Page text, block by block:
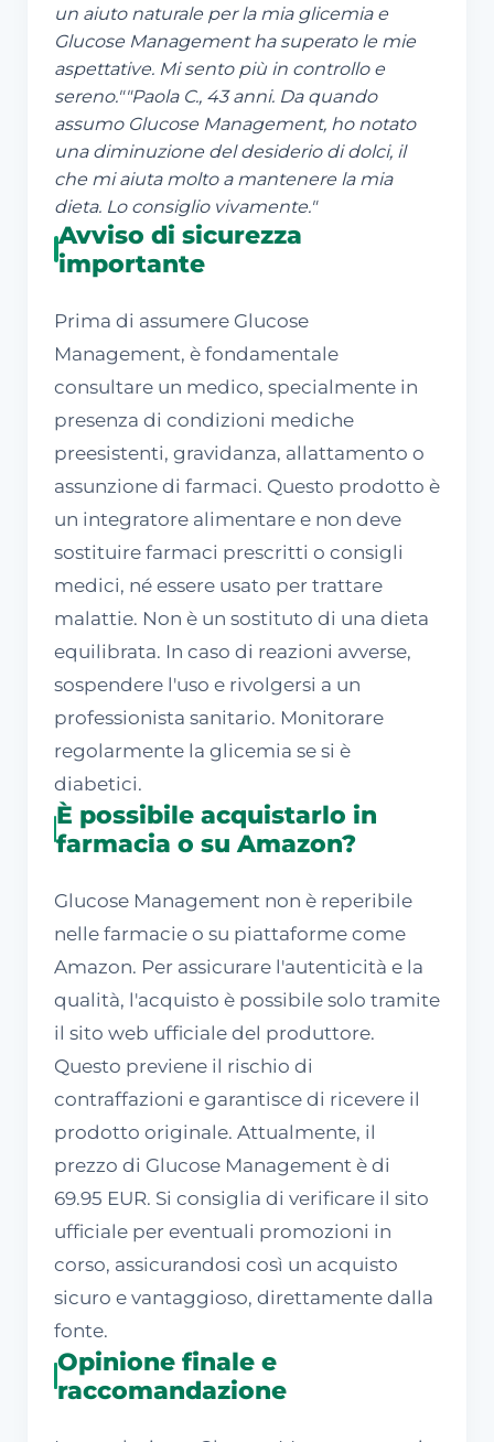
un aiuto naturale per la mia glicemia e
Glucose Management ha superato le mie
aspettative. Mi sento più in controllo e
sereno.""Paola C., 43 anni. Da quando
assumo Glucose Management, ho notato
una diminuzione del desiderio di dolci, il
che mi aiuta molto a mantenere la mia
dieta. Lo consiglio vivamente."
Avviso di sicurezza
importante
Prima di assumere Glucose
Management, è fondamentale
consultare un medico, specialmente in
presenza di condizioni mediche
preesistenti, gravidanza, allattamento o
assunzione di farmaci. Questo prodotto è
un integratore alimentare e non deve
sostituire farmaci prescritti o consigli
medici, né essere usato per trattare
malattie. Non è un sostituto di una dieta
equilibrata. In caso di reazioni avverse,
sospendere l'uso e rivolgersi a un
professionista sanitario. Monitorare
regolarmente la glicemia se si è
diabetici.
È possibile acquistarlo in
farmacia o su Amazon?
Glucose Management non è reperibile
nelle farmacie o su piattaforme come
Amazon. Per assicurare l'autenticità e la
qualità, l'acquisto è possibile solo tramite
il sito web ufficiale del produttore.
Questo previene il rischio di
contraffazioni e garantisce di ricevere il
prodotto originale. Attualmente, il
prezzo di Glucose Management è di
69.95 EUR. Si consiglia di verificare il sito
ufficiale per eventuali promozioni in
corso, assicurandosi così un acquisto
sicuro e vantaggioso, direttamente dalla
fonte.
Opinione finale e
raccomandazione